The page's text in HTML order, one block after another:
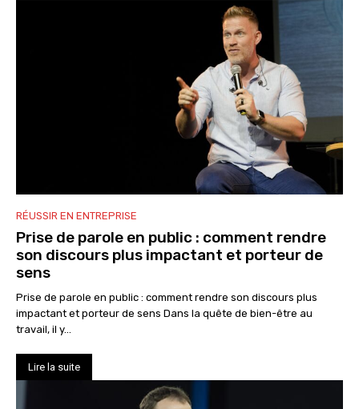
RÉUSSIR EN ENTREPRISE
Prise de parole en public : comment rendre
son discours plus impactant et porteur de
sens
Prise de parole en public : comment rendre son discours plus
impactant et porteur de sens Dans la quête de bien-être au
travail, il y...
Lire la suite